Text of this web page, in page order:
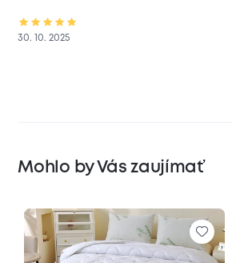
30. 10. 2025
Mohlo by Vás zaujímať